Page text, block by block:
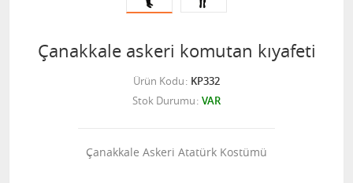
Çanakkale askeri komutan kıyafeti
Ürün Kodu KP332
Stok Durumu VAR
Çanakkale Askeri Atatürk Kostümü